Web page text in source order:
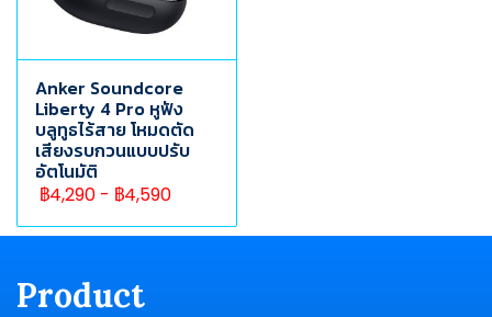
Anker Soundcore
Liberty 4 Pro หูฟัง
บลูทูธไร้สาย โหมดตัด
เสียงรบกวนแบบปรับ
อัตโนมัติ
฿4,290 - ฿4,590
Product